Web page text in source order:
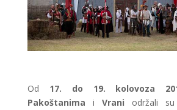
Od 17. do 19. kolovoza
Pakoštanima i Vrani održali su